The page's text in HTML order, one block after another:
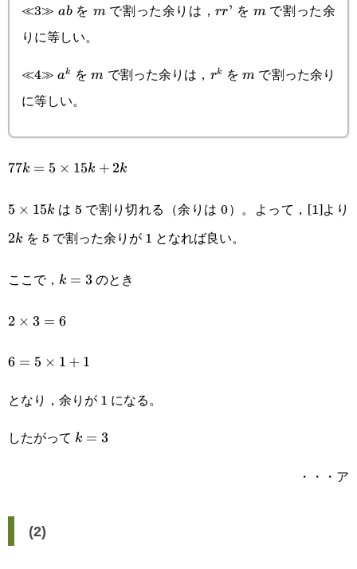
≪3≫ ab
abを m
mで割った余りは，rr’
rr’ を m
mで割った余
りに等しい。
≪4≫a^k
ak をm
m で割った余りは， r^k
rk をm
m で割った余り
に等しい。
77k=5\times15k+2k
77k = 5 × 15k + 2k
5\times15k
5 × 15k は 5 で割り切れる（余りは 0）。よって，[1]より
2k を 5 で割った余りが 1 となれば良い。
ここで， k=3
k = 3のとき
2\times3=6
2 × 3 = 6
6=5\times1+1
6 = 5 × 1 + 1
となり，余りが 1 になる。
したがって k=3
k = 3
・・・ア
(2)